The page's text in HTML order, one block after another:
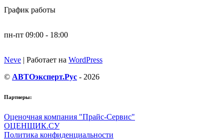
График работы
пн-пт 09:00 - 18:00
Neve | Работает на WordPress
© АВТОэксперт.Рус - 2026
Партнеры:
Оценочная компания "Прайс-Сервис"
ОЦЕНЩИК.СУ
Политика конфиденциальности